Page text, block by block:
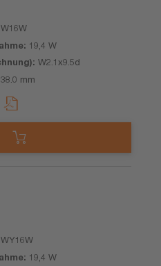
W16W
19,4 W
W2.1x9.5d
38.0 mm
WY16W
19,4 W